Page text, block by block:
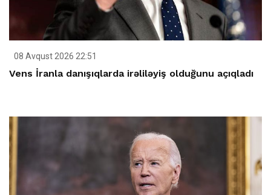
08 Avqust 2026 22:51
Vens İranla danışıqlarda irəliləyiş olduğunu açıqladı